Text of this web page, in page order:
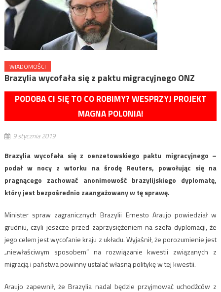
WIADOMOŚCI
Brazylia wycofała się z paktu migracyjnego ONZ
PODOBA CI SIĘ TO CO ROBIMY? WESPRZYJ PROJEKT
MAGNA POLONIA!
9 stycznia 2019
Brazylia wycofała się z oenzetowskiego paktu migracyjnego –
podał w nocy z wtorku na środę Reuters, powołując się na
pragnącego zachować anonimowość brazylijskiego dyplomatę,
który jest bezpośrednio zaangażowany w tę sprawę.
Minister spraw zagranicznych Brazylii Ernesto Araujo powiedział w
grudniu, czyli jeszcze przed zaprzysiężeniem na szefa dyplomacji, że
jego celem jest wycofanie kraju z układu. Wyjaśnił, że porozumienie jest
„niewłaściwym sposobem” na rozwiązanie kwestii związanych z
migracją i państwa powinny ustalać własną politykę w tej kwestii.
Araujo zapewnił, że Brazylia nadal będzie przyjmować uchodźców z